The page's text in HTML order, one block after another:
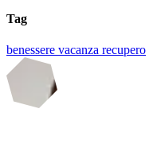
Tag
benessere vacanza recupero